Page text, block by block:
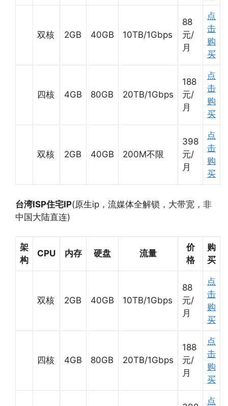
双核 2GB 40GB 10TB/1Gbps
88
元/
月
点
击
购
买
四核 4GB 80GB 20TB/1Gbps
188
元/
月
点
击
购
买
双核 2GB 40GB 200M不限
398
元/
月
点
击
购
买
台湾ISP住宅IP(原生ip，流媒体全解锁，大带宽，非
中国大陆直连)
架
构
CPU 内存 硬盘 流量
价
格
购
买
双核 2GB 40GB 10TB/1Gbps
88
元/
月
点
击
购
买
四核 4GB 80GB 20TB/1Gbps
188
元/
月
点
击
购
买
点